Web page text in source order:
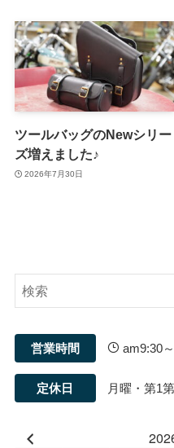
ツールバッグのNewシリー
ズ増えました♪
2026年7月30日
営業時間 am9:30
定休日 月曜・第1